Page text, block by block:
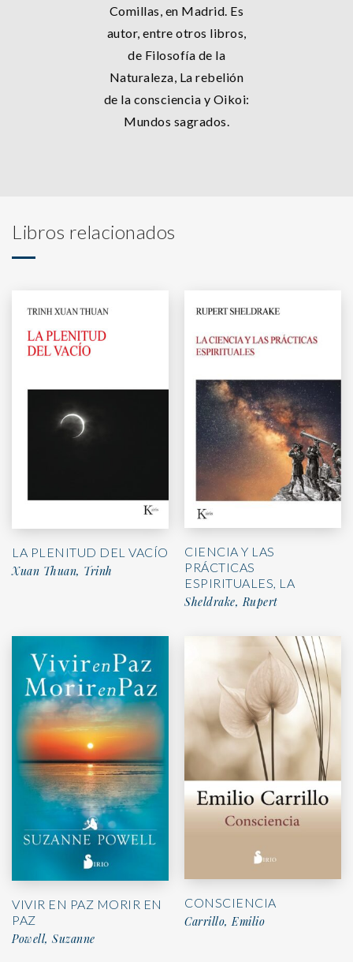
Comillas, en Madrid. Es
autor, entre otros libros,
de Filosofía de la
Naturaleza, La rebelión
de la consciencia y Oikoi:
Mundos sagrados.
Libros relacionados
LA PLENITUD DEL VACÍO
Xuan Thuan, Trinh
CIENCIA Y LAS
PRÁCTICAS
ESPIRITUALES, LA
Sheldrake, Rupert
VIVIR EN PAZ MORIR EN
PAZ
Powell, Suzanne
CONSCIENCIA
Carrillo, Emilio